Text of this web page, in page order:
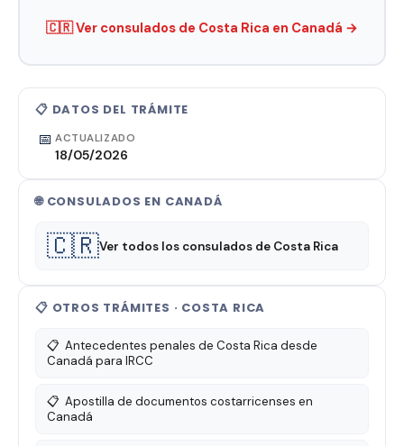
📋 DATOS DEL TRÁMITE
📅 ACTUALIZADO
18/05/2026
🌐 CONSULADOS EN CANADÁ
🇨🇷Ver todos los consulados de Costa Rica
📋 OTROS TRÁMITES · COSTA RICA
📋 Antecedentes penales de Costa Rica desde
Canadá para IRCC
📋 Apostilla de documentos costarricenses en
Canadá
🇨🇷 Ver consulados de Costa Rica en Canadá →